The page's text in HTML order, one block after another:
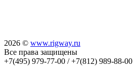
2026 © www.rigway.ru
Все права защищены
+7(495) 979-77-00 / +7(812) 989-88-00